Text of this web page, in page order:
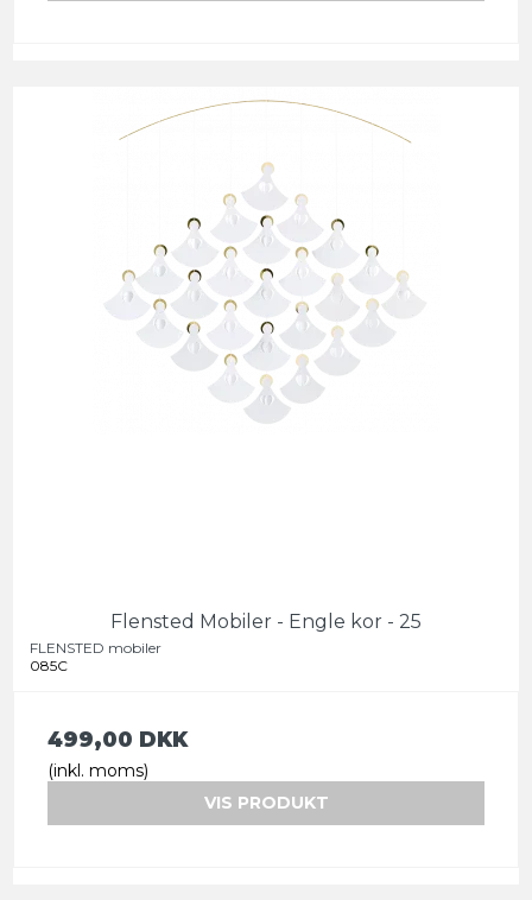
Flensted Mobiler - Engle kor - 25
FLENSTED mobiler
085C
499,00 DKK
(inkl. moms)
VIS PRODUKT